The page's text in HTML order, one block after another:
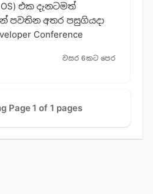
OS) එක දැනටමත්
පවතින අතර පසුගියදා
Conference
වසර 6කට පෙර
Page 1 of 1 pages